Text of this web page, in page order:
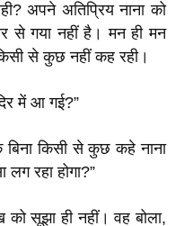
अपने अतिप्रिय नाना को
से गया नहीं है। मन ही मन
से कुछ नहीं कह रही।
में आ गई?”
बिना किसी से कुछ कहे नाना
रहा होगा?”
सूझा ही नहीं। वह बोला,